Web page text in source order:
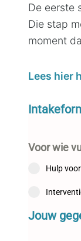
De eerste
Die stap
moment
Lees hier
Voor wie
Hulp
Jouw